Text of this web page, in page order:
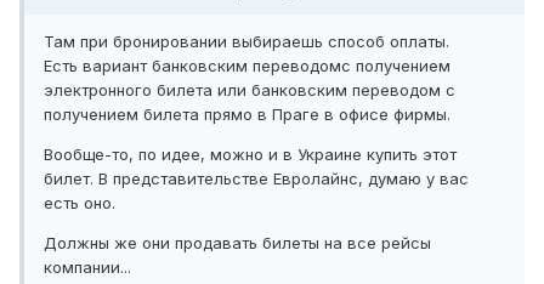
Там при бронировании выбираешь способ оплаты.
Есть вариант банковским переводомс получением
электронного билета или банковским переводом с
получением билета прямо в Праге в офисе фирмы.
Вообще-то, по идее, можно и в Украине купить этот
билет. В представительстве Евролайнс, думаю у вас
есть оно.
Должны же они продавать билеты на все рейсы
компании...